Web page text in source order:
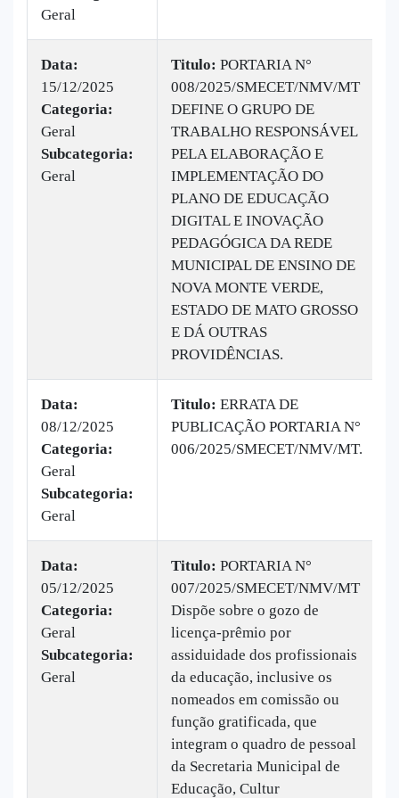
Geral
Data:
15/12/2025
Categoria:
Geral
Subcategoria:
Geral
Titulo: PORTARIA N°
008/2025/SMECET/NMV/MT
DEFINE O GRUPO DE
TRABALHO RESPONSÁVEL
PELA ELABORAÇÃO E
IMPLEMENTAÇÃO DO
PLANO DE EDUCAÇÃO
DIGITAL E INOVAÇÃO
PEDAGÓGICA DA REDE
MUNICIPAL DE ENSINO DE
NOVA MONTE VERDE,
ESTADO DE MATO GROSSO
E DÁ OUTRAS
PROVIDÊNCIAS.
Data:
08/12/2025
Categoria:
Geral
Subcategoria:
Geral
Titulo: ERRATA DE
PUBLICAÇÃO PORTARIA N°
006/2025/SMECET/NMV/MT.
Data:
05/12/2025
Categoria:
Geral
Subcategoria:
Geral
Titulo: PORTARIA N°
007/2025/SMECET/NMV/MT
Dispõe sobre o gozo de
licença-prêmio por
assiduidade dos profissionais
da educação, inclusive os
nomeados em comissão ou
função gratificada, que
integram o quadro de pessoal
da Secretaria Municipal de
Educação, Cultur